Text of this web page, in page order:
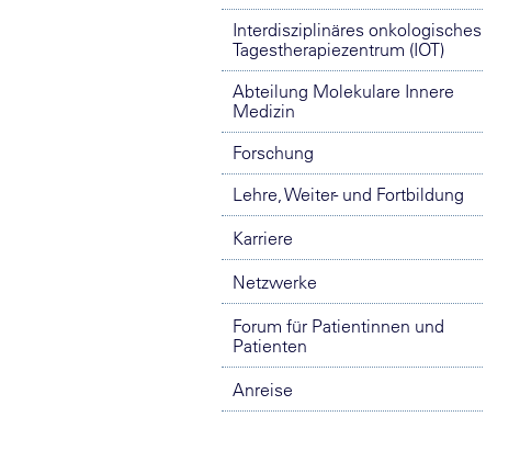
Interdisziplinäres onkologisches
Tagestherapiezentrum (IOT)
Abteilung Molekulare Innere
Medizin
Forschung
Lehre, Weiter- und Fortbildung
Karriere
Netzwerke
Forum für Patientinnen und
Patienten
Anreise